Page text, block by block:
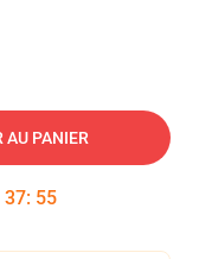
AU PANIER
37: 54